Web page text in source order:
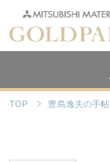
TOP 豊島逸夫の手帖